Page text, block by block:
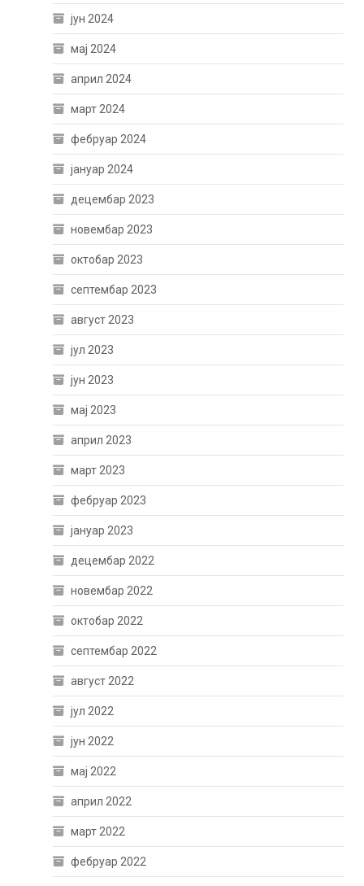
јун 2024
мај 2024
април 2024
март 2024
фебруар 2024
јануар 2024
децембар 2023
новембар 2023
октобар 2023
септембар 2023
август 2023
јул 2023
јун 2023
мај 2023
април 2023
март 2023
фебруар 2023
јануар 2023
децембар 2022
новембар 2022
октобар 2022
септембар 2022
август 2022
јул 2022
јун 2022
мај 2022
април 2022
март 2022
фебруар 2022